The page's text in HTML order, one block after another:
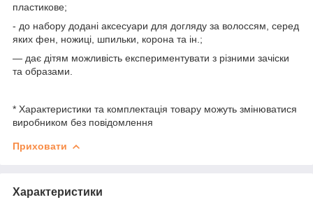
пластикове;
- до набору додані аксесуари для догляду за волоссям, серед
яких фен, ножиці, шпильки, корона та ін.;
— дає дітям можливість експериментувати з різними зачіски
та образами.
* Характеристики та комплектація товару можуть змінюватися
виробником без повідомлення
Приховати
Характеристики